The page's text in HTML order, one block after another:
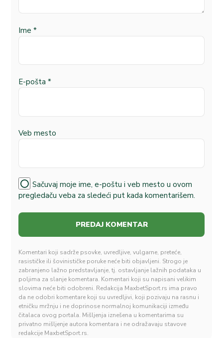
Ime *
E-pošta *
Veb mesto
Sačuvaj moje ime, e-poštu i veb mesto u ovom
pregledaču veba za sledeći put kada komentarišem.
Komentari koji sadrže psovke, uvredljive, vulgarne, preteće,
rasističke ili šovinističke poruke neće biti objavljeni. Strogo je
zabranjeno lažno predstavljanje, tj. ostavljanje lažnih podataka u
poljima za slanje komentara. Komentari koji su napisani velikim
slovima neće biti odobreni. Redakcija MaxbetSport.rs ima pravo
da ne odobri komentare koji su uvredljivi, koji pozivaju na rasnu i
etničku mržnju i ne doprinose normalnoj komunikaciji između
čitalaca ovog portala. Mišljenja iznešena u komentarima su
privatno mišljenje autora komentara i ne odražavaju stavove
redakcije MaxbetSport.rs.